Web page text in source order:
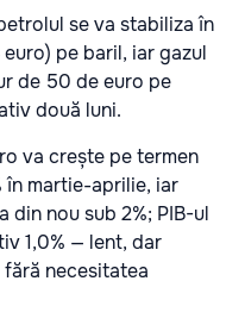
se va stabiliza în
pe baril, iar gazul
de 50 de euro pe
două luni.
va crește pe termen
în martie-aprilie, iar
din nou sub 2%; PIB-ul
1,0% — lent, dar
necesitatea